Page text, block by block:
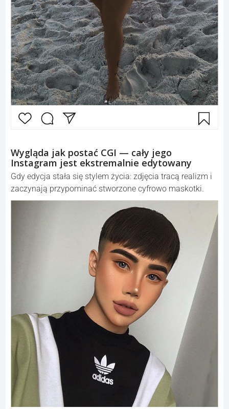
Wygląda jak postać CGI — cały jego
Instagram jest ekstremalnie edytowany
Gdy edycja stała się stylem życia: zdjęcia tracą realizm i
zaczynają przypominać stworzone cyfrowo maskotki.